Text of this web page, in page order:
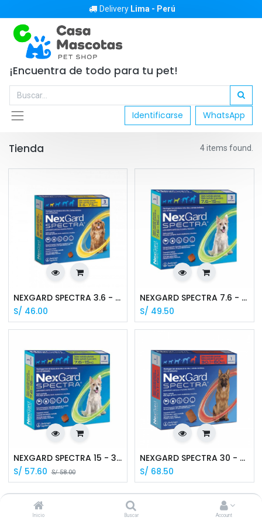
Inicio Buscar Account
Delivery Lima - Perú
¡Encuentra de todo para tu pet!
Identificarse WhatsApp
Tienda 4 items found.
NEXGARD SPECTRA 3.6 - 7.5 KG X 1 UNI
S/ 46.00
NEXGARD SPECTRA 7.6 - 15 KG X 1 UNI
S/ 49.50
NEXGARD SPECTRA 15 - 30 KG X 1 UNI
S/ 57.60 S/58.00
NEXGARD SPECTRA 30 - 60 KG X 1 UNI
S/ 68.50